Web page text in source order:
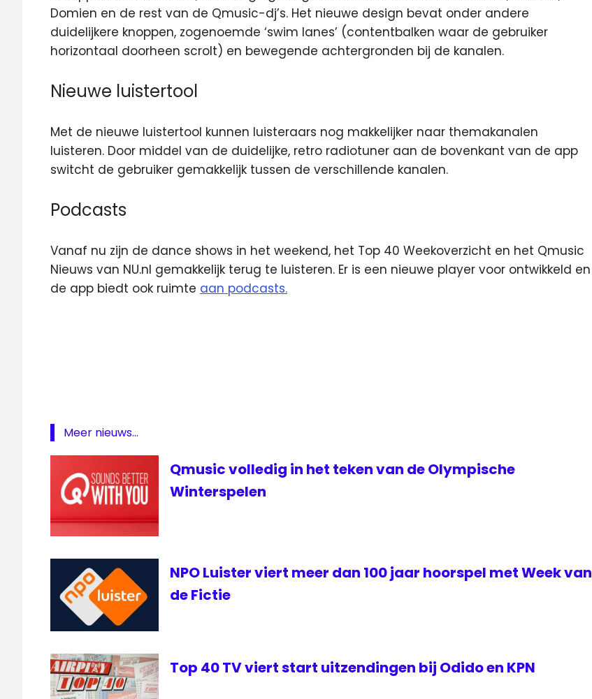
Domien en de rest van de Qmusic-dj’s. Het nieuwe design bevat onder andere
duidelijkere knoppen, zogenoemde ‘swim lanes’ (contentbalken waar de gebruiker
horizontaal doorheen scrolt) en bewegende achtergronden bij de kanalen.
Nieuwe luistertool
Met de nieuwe luistertool kunnen luisteraars nog makkelijker naar themakanalen
luisteren. Door middel van de duidelijke, retro radiotuner aan de bovenkant van de app
switcht de gebruiker gemakkelijk tussen de verschillende kanalen.
Podcasts
Vanaf nu zijn de dance shows in het weekend, het Top 40 Weekoverzicht en het Qmusic
Nieuws van NU.nl gemakkelijk terug te luisteren. Er is een nieuwe player voor ontwikkeld en
de app biedt ook ruimte aan podcasts.
Meer nieuws...
Qmusic volledig in het teken van de Olympische
Winterspelen
NPO Luister viert meer dan 100 jaar hoorspel met Week van
de Fictie
Top 40 TV viert start uitzendingen bij Odido en KPN